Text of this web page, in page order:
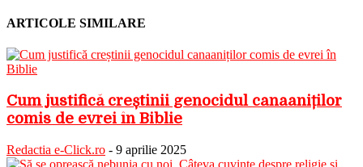
ARTICOLE SIMILARE
Cum justifică creștinii genocidul canaaniților
comis de evrei în Biblie
Redactia e-Click.ro - 9 aprilie 2025